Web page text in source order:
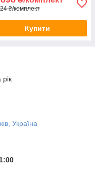
₴/комплект
Купити
Україна